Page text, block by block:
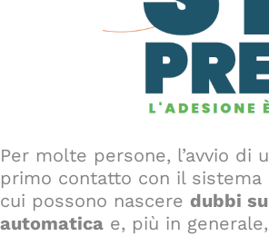
Per molte persone, l’avvio
primo contatto con il
cui possono nascere dubbi
automatica e, più in